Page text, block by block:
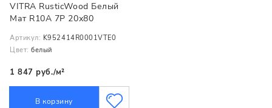
VITRA RusticWood Белый
Мат R10A 7Р 20х80
Артикул: K952414R0001VTE0
Цвет: белый
1 847 руб./м²
В корзину